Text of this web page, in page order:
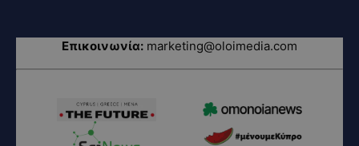
Επικοινωνία: marketing@oloimedia.com